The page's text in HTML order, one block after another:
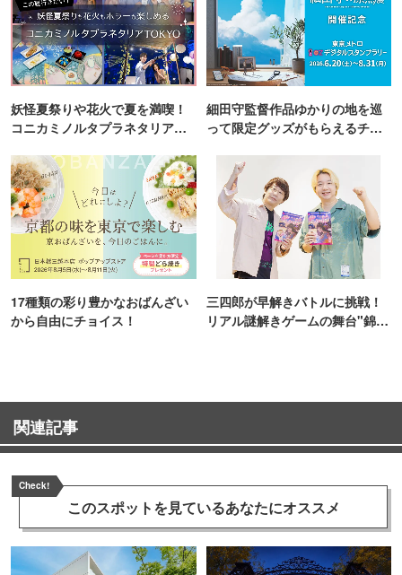
妖怪夏祭りや花火で夏を満喫！
コニカミノルタプラネタリア
細田守監督作品ゆかりの地を巡
って限定グッズがもらえるチャ
17種類の彩り豊かなおばんざい
から自由にチョイス！
三四郎が早解きバトルに挑戦！
リアル謎解きゲームの舞台"錦糸
関連記事
Check!
このスポットを見ているあなたにオススメ